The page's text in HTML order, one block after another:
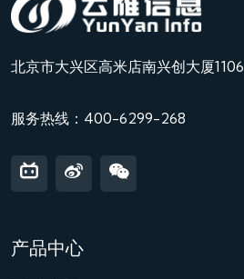
北京市大兴区高米店南兴创大厦1106
服务热线：400-6299-268
产品中心